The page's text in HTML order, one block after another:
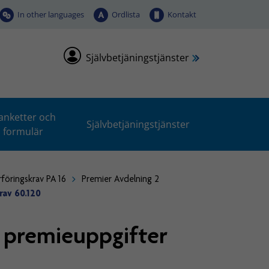
In other languages Ordlista Kontakt
Självbetjäningstjänster
och
formulär
Självbetjäningstjänster
PA 16
Premier Avdelning 2
60.120
premieuppgifter